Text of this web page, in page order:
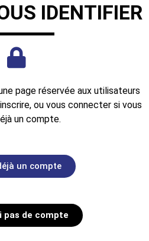
IDENTIFIER
page réservée aux utilisateurs
ou vous connecter si vous
un compte.
un compte
pas de compte